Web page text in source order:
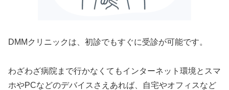
DMMクリニックは、初診でもすぐに受診が可能です。
わざわざ病院まで行かなくてもインターネット環境とスマ
ホやPCなどのデバイスさえあれば、自宅やオフィスなど